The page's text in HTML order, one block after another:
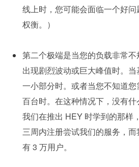
线上时，您可能会面临一个好
权衡。）
第二个极端是当您的负载非常
出现剧烈波动或巨大峰值时。
一小部分时。或者当您不知道
百台时。在这种情况下，没有
我们在推出 HEY 时学到的那样
三周内注册尝试我们的服务，
有 3 万用户。